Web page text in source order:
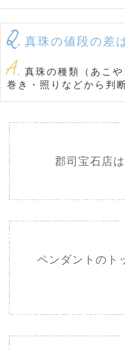
Q. 真珠の値段の差
A. 真珠の種類（あこ
巻き・照りなどから判
郡司宝石店
ペンダントのト